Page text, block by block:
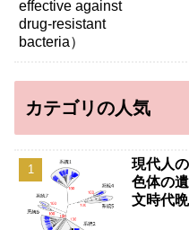
カテゴリの人気
現代人
色体の
文時代